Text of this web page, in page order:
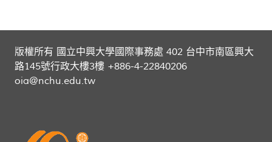
版權所有 國立中興大學國際事務處 402 台中市南區興大
路145號行政大樓3樓 +886-4-22840206
oia@nchu.edu.tw